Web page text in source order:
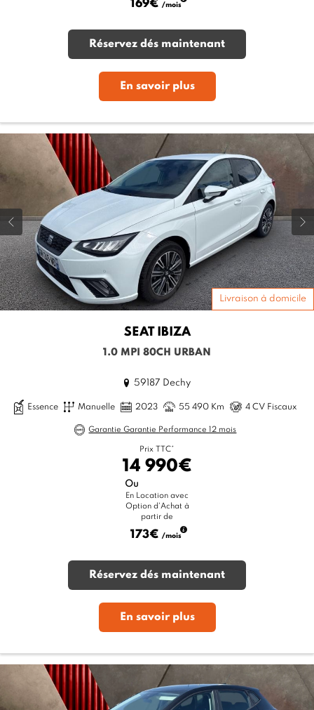
169€ /mois
Réservez dés maintenant
En savoir plus
Livraison à domicile
SEAT IBIZA
1.0 MPI 80CH URBAN
59187 Dechy
Essence Manuelle 2023 55 490 Km 4 CV Fiscaux
Garantie Garantie Performance 12 mois
Prix TTC*
14 990€
Ou
En Location avec
Option d'Achat à
partir de
173€ /mois
Réservez dés maintenant
En savoir plus